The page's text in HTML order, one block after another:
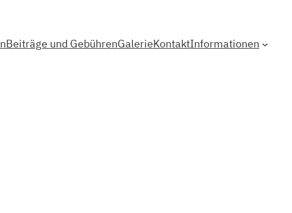
Beiträge und GebührenGalerieKontaktInformationen